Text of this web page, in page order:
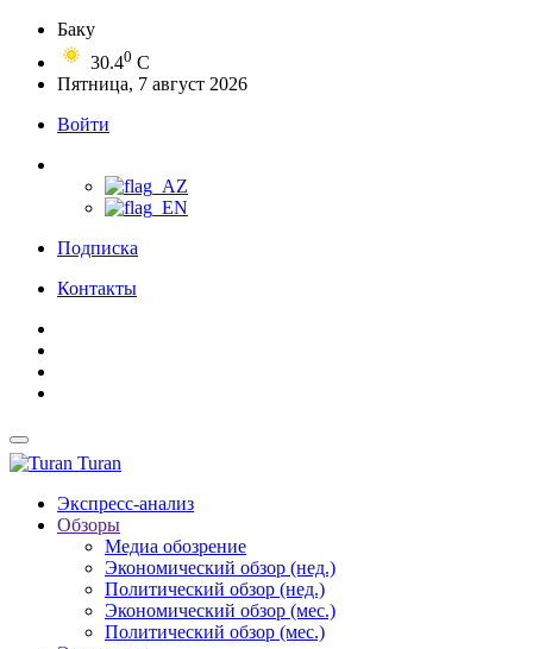
Баку
30.40 C
Пятница, 7 август 2026
Войти
Подписка
Контакты
Turan
Экспресс-анализ
Обзоры
Медиа обозрение
Экономический обзор (нед.)
Политический обзор (нед.)
Экономический обзор (мес.)
Политический обзор (мес.)